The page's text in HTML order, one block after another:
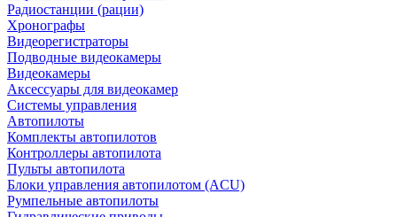
Радиостанции (рации)
Хронографы
Видеорегистраторы
Подводные видеокамеры
Видеокамеры
Аксессуары для видеокамер
Системы управления
Автопилоты
Комплекты автопилотов
Контроллеры автопилота
Пульты автопилота
Блоки управления автопилотом (ACU)
Румпельные автопилоты